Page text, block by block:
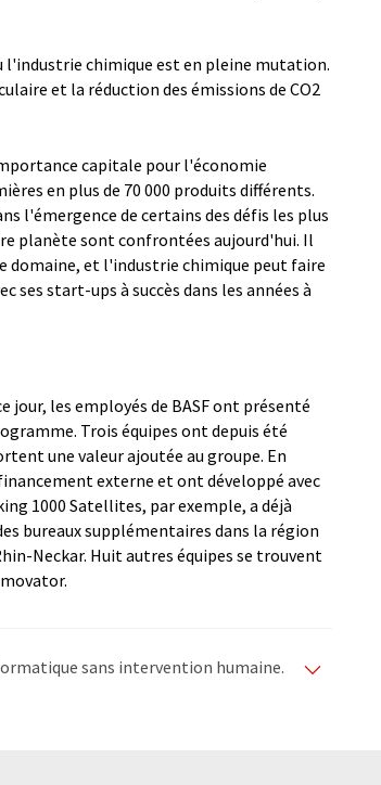
chimique est en pleine mutation.
et la réduction des émissions de CO2
capitale pour l'économie
en plus de 70 000 produits différents.
l'émergence de certains des défis les plus
planète sont confrontées aujourd'hui. Il
domaine, et l'industrie chimique peut faire
ses start-ups à succès dans les années à
jour, les employés de BASF ont présenté
Trois équipes ont depuis été
une valeur ajoutée au groupe. En
externe et ont développé avec
1000 Satellites, par exemple, a déjà
bureaux supplémentaires dans la région
Neckar. Huit autres équipes se trouvent
sans intervention humaine.